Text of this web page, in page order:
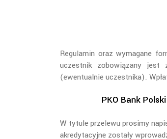
Regulamin oraz wymagane
uczestnik zobowiązany jest
(ewentualnie uczestnika).
PKO Bank
W tytule przelewu prosimy
akredytacyjne zostały